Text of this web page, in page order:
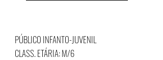
PÚBLICO INFANTO-JUVENIL
CLASS. ETÁRIA: M/6